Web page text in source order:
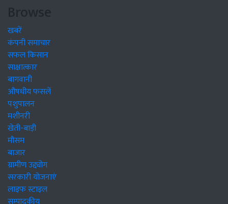
Browse
खबरें
कंपनी समाचार
सफल किसान
साक्षात्कार
बागवानी
औषधीय फसलें
पशुपालन
मशीनरी
खेती-बाड़ी
मौसम
बाजार
ग्रामीण उद्द्योग
सरकारी योजनाएं
लाइफ स्टाइल